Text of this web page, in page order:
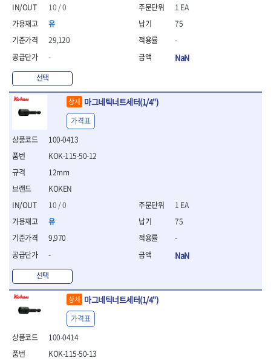
- 절연니퍼
- 절연가위
- 절연비트
- 절연라쳇렌치
- 절연라쳇렌치세트
- 절연볼트커터
- 절연아답타
- 절연펀치
- 기타
- 방폭연결대
- 방폭니퍼
- 방폭펜치
- 방폭플라이어
- 방폭가위
- 방폭스패너
- 방폭비트소켓
- 방폭아답타
- 방폭T렌치
- 방폭드라이버
- 방폭펀치
- 절연포지비트소켓
철공공구
- 볼트커터
10 / 0
유
29,120
-
선택
1 EA
75
-
NaN
상세 마그네틱너트세터(1/4")
100-0413
KOKEN
10 / 0
유
9,970
-
선택
KOK-115-50-12
12mm
가격표
1 EA
75
-
NaN
상세 마그네틱너트세터(1/4")
100-0414
KOK-115-50-13
가격표